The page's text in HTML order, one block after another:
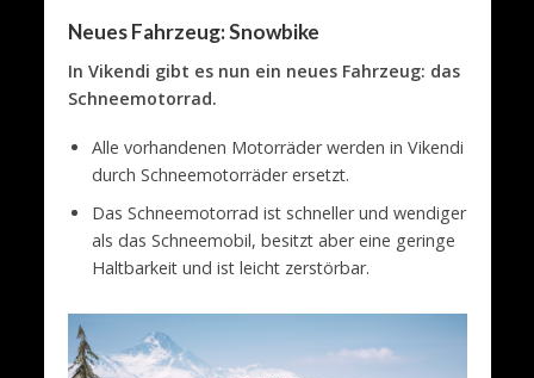
Neues Fahrzeug: Snowbike
In Vikendi gibt es nun ein neues Fahrzeug: das
Schneemotorrad.
Alle vorhandenen Motorräder werden in Vikendi
durch Schneemotorräder ersetzt.
Das Schneemotorrad ist schneller und wendiger
als das Schneemobil, besitzt aber eine geringe
Haltbarkeit und ist leicht zerstörbar.